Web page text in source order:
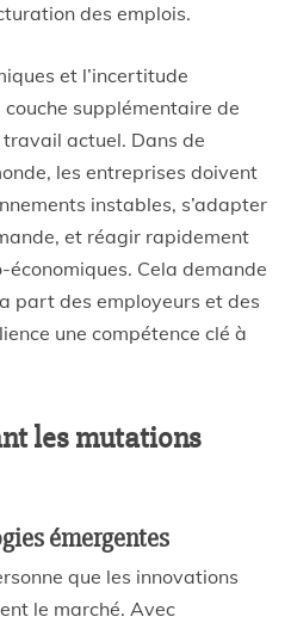
des emplois.
et l’incertitude
supplémentaire de
actuel. Dans de
les entreprises doivent
instables, s’adapter
et réagir rapidement
Cela demande
part des employeurs et des
une compétence clé à
les mutations
émergentes
que les innovations
le marché. Avec